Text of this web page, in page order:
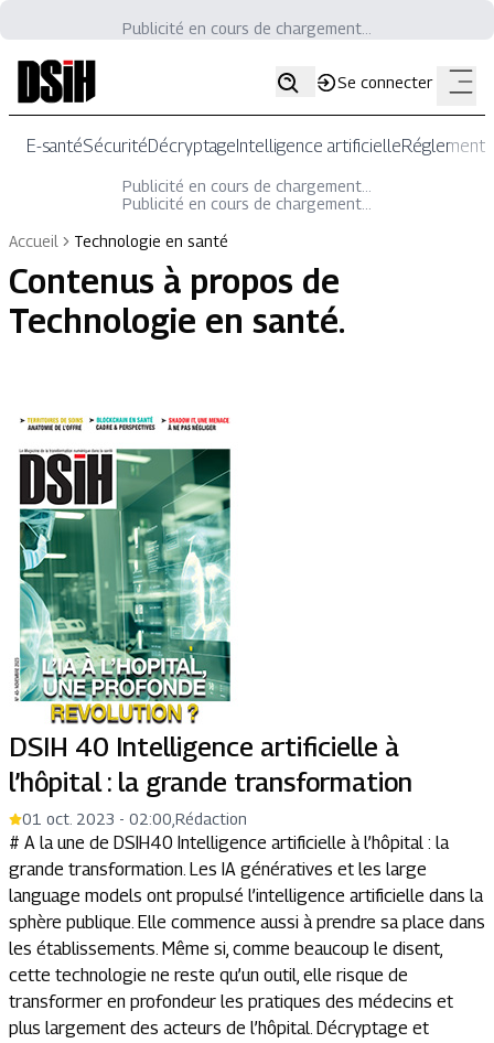
Publicité en cours de chargement...
Se connecter
E-santéSécuritéDécryptageIntelligence artificielle
Publicité en cours de chargement...
Publicité en cours de chargement...
Accueil
Technologie en santé
Contenus à propos de
Technologie en santé.
DSIH 40 Intelligence artificielle à
l’hôpital : la grande transformation
01 oct. 2023 - 02:00 Rédaction
# A la une de DSIH40 Intelligence artificielle à l’hôpital : la
grande transformation. Les IA génératives et les large
language models ont propulsé l’intelligence artificielle dans la
sphère publique. Elle commence aussi à prendre sa place dans
les établissements. Même si, comme beaucoup le disent,
cette technologie ne reste qu’un outil, elle risque de
transformer en profondeur les pratiques des médecins et
plus largement des acteurs de l’hôpital. Décryptage et